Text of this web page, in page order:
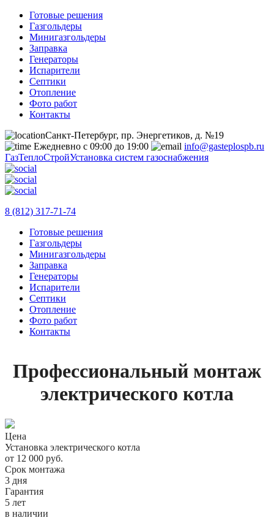
Готовые решения
Газгольдеры
Минигазгольдеры
Заправка
Генераторы
Испарители
Септики
Отопление
Фото работ
Контакты
Санкт-Петербург, пр. Энергетиков, д. №19
Ежедневно с 09:00 до 19:00
info@gasteplospb.ru
ГазТеплоСтройУстановка систем газоснабжения
8 (812) 317-71-74
Готовые решения
Газгольдеры
Минигазгольдеры
Заправка
Генераторы
Испарители
Септики
Отопление
Фото работ
Контакты
Профессиональный монтаж
электрического котла
Цена
Установка электрического котла
от 12 000 руб.
Срок монтажа
3 дня
Гарантия
5 лет
в наличии